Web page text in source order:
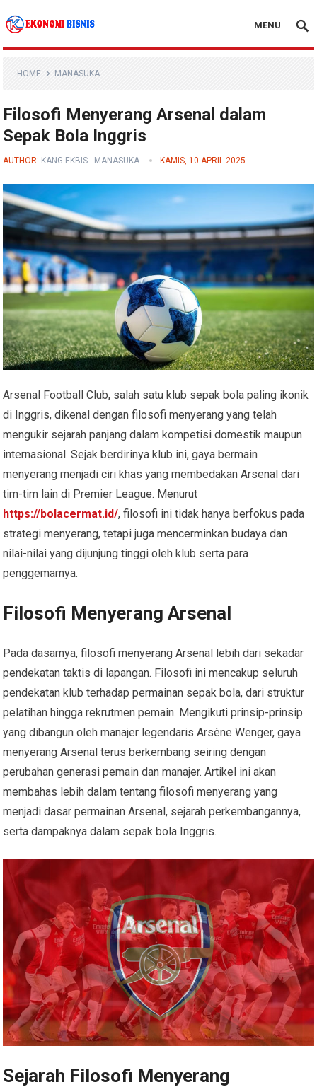
Kanal Ekonomi Bisnis
MENU
HOME MANASUKA
Filosofi Menyerang Arsenal dalam
Sepak Bola Inggris
AUTHOR: KANG EKBIS - MANASUKA KAMIS, 10 APRIL 2025
Arsenal Football Club, salah satu klub sepak bola paling ikonik
di Inggris, dikenal dengan filosofi menyerang yang telah
mengukir sejarah panjang dalam kompetisi domestik maupun
internasional. Sejak berdirinya klub ini, gaya bermain
menyerang menjadi ciri khas yang membedakan Arsenal dari
tim-tim lain di Premier League. Menurut
https://bolacermat.id/, filosofi ini tidak hanya berfokus pada
strategi menyerang, tetapi juga mencerminkan budaya dan
nilai-nilai yang dijunjung tinggi oleh klub serta para
penggemarnya.
Filosofi Menyerang Arsenal
Pada dasarnya, filosofi menyerang Arsenal lebih dari sekadar
pendekatan taktis di lapangan. Filosofi ini mencakup seluruh
pendekatan klub terhadap permainan sepak bola, dari struktur
pelatihan hingga rekrutmen pemain. Mengikuti prinsip-prinsip
yang dibangun oleh manajer legendaris Arsène Wenger, gaya
menyerang Arsenal terus berkembang seiring dengan
perubahan generasi pemain dan manajer. Artikel ini akan
membahas lebih dalam tentang filosofi menyerang yang
menjadi dasar permainan Arsenal, sejarah perkembangannya,
serta dampaknya dalam sepak bola Inggris.
Sejarah Filosofi Menyerang